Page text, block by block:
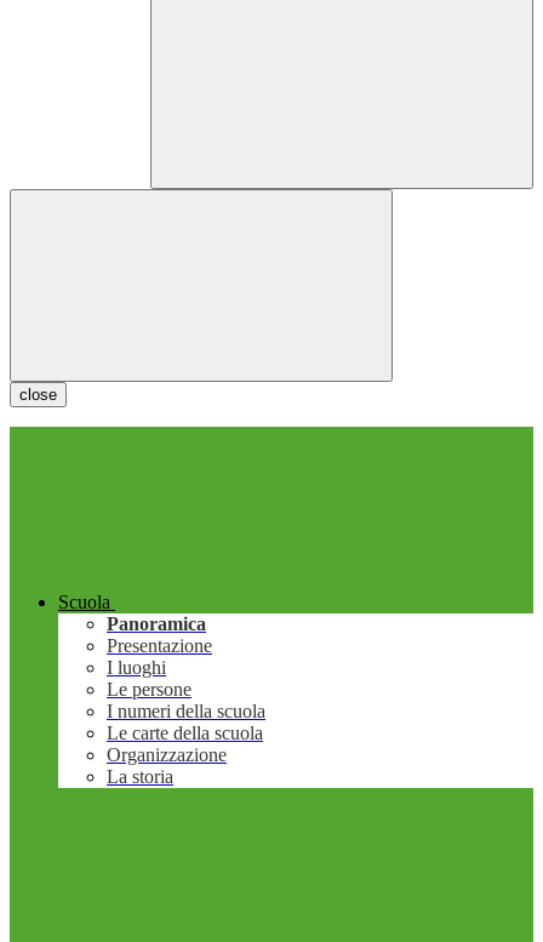
close
Scuola
Panoramica
Presentazione
I luoghi
Le persone
I numeri della scuola
Le carte della scuola
Organizzazione
La storia